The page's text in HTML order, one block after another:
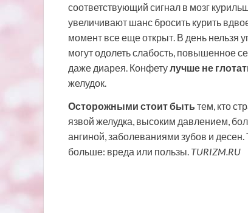
соответствующий сигнал в мозг
увеличивают шанс бросить курить
момент все еще открыт. В день нельзя
могут одолеть слабость, повышенное
даже диарея. Конфетулучше не
желудок.
Осторожными стоит быть тем, кто
язвой желудка, высоким давлением,
ангиной, заболеваниями зубов и
больше: вреда или пользы. TURIZM.RU